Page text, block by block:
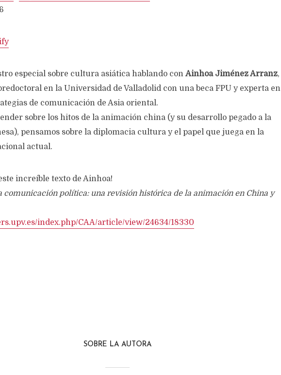
especial sobre cultura asiática hablando con Ainhoa Jiménez Arranz,
en la Universidad de Valladolid con una beca FPU y experta en
de comunicación de Asia oriental.
sobre los hitos de la animación china (y su desarrollo pegado a la
pensamos sobre la diplomacia cultura y el papel que juega en la
actual.
increíble texto de Ainhoa!
comunicación política: una revisión histórica de la animación en China y
index.php/CAA/article/view/24634/18330
SOBRE LA AUTORA